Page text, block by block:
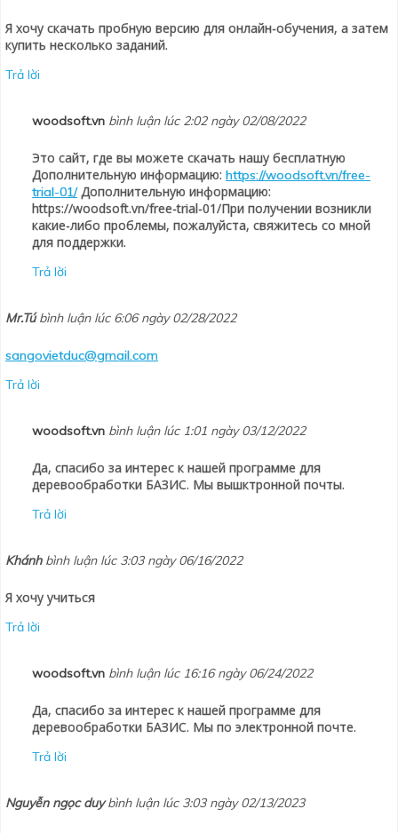
Я хочу скачать пробную версию для онлайн-обучения, а затем
купить несколько заданий.
Trả lời
woodsoft.vn bình luận lúc 2:02 ngày 02/08/2022
Это сайт, где вы можете скачать нашу бесплатную
Дополнительную информацию: https://woodsoft.vn/free-
trial-01/Дополнительную информацию:
https://woodsoft.vn/free-trial-01/При получении возникли
какие-либо проблемы, пожалуйста, свяжитесь со мной
для поддержки.
Trả lời
Mr.Tú bình luận lúc 6:06 ngày 02/28/2022
sangovietduc@gmail.com
Trả lời
woodsoft.vn bình luận lúc 1:01 ngày 03/12/2022
Да, спасибо за интерес к нашей программе для
деревообработки БАЗИС. Мы вышктронной почты.
Trả lời
Khánh bình luận lúc 3:03 ngày 06/16/2022
Я хочу учиться
Trả lời
woodsoft.vn bình luận lúc 16:16 ngày 06/24/2022
Да, спасибо за интерес к нашей программе для
деревообработки БАЗИС. Мы по электронной почте.
Trả lời
Nguyễn ngọc duy bình luận lúc 3:03 ngày 02/13/2023